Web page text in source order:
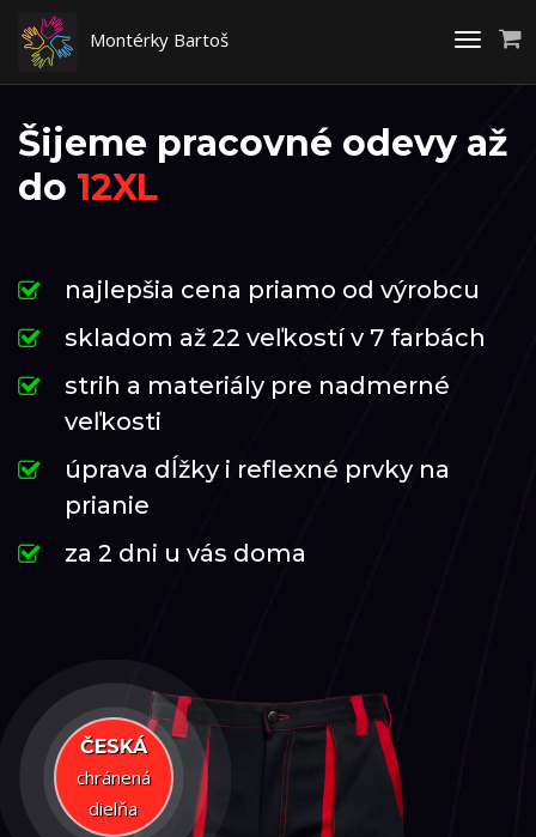
Toggle
Montérky Bartoš
Šijeme pracovné odevy až
do 12XL
najlepšia cena priamo od výrobcu
skladom až 22 veľkostí v 7 farbách
strih a materiály pre nadmerné
veľkosti
úprava dĺžky i reflexné prvky na
prianie
za 2 dni u vás doma
ČESKÁ
chránená
dielňa